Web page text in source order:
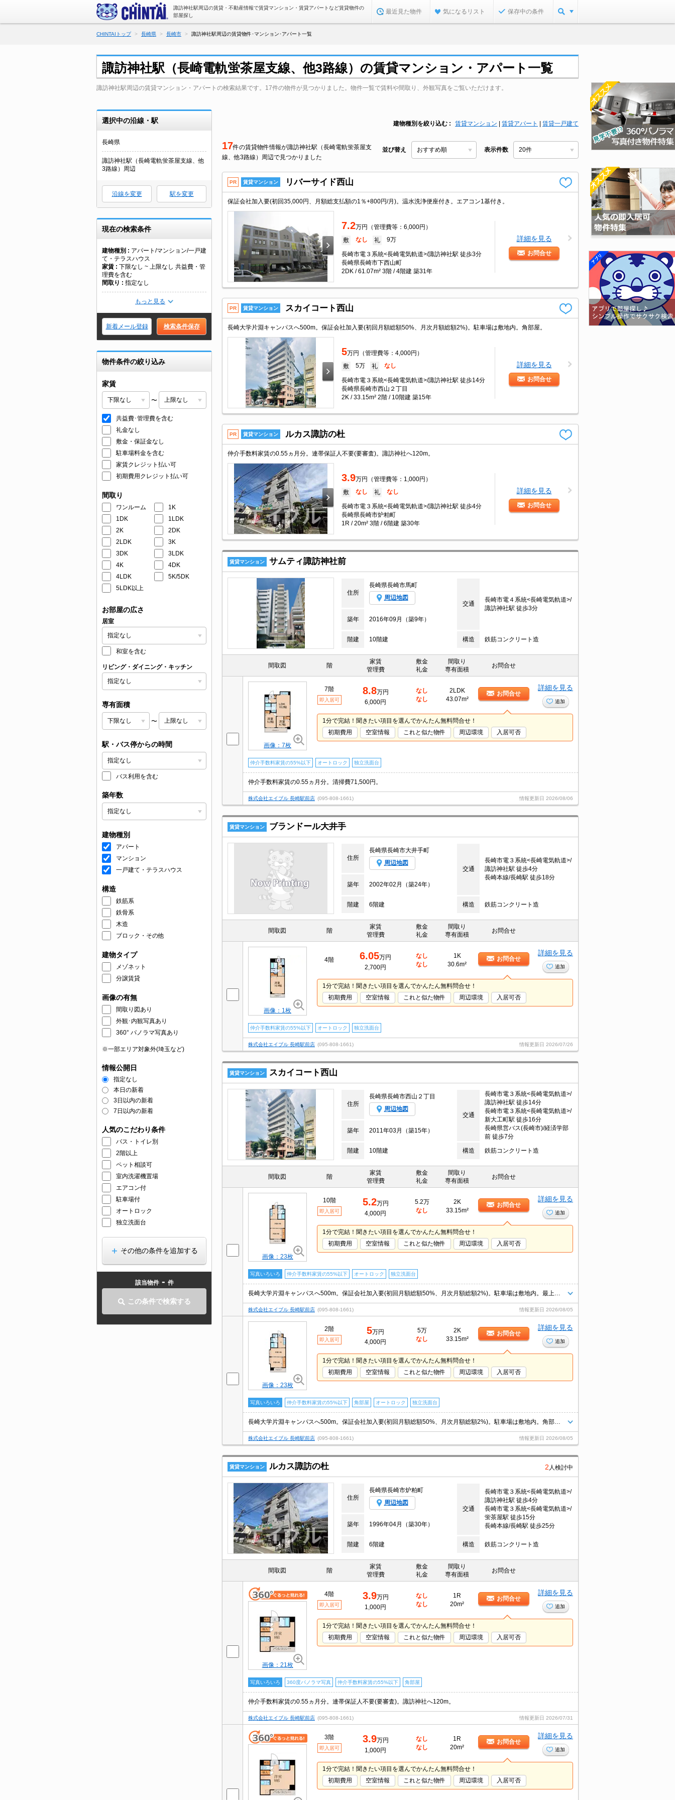
諏訪神社駅周辺の賃貸・不動産情報で賃貸マンション・賃貸アパートなど賃貸物件の
部屋探し
最近見た物件 気になるリスト 保存中の条件
CHINTAIトップ 長崎県 長崎市 諏訪神社駅周辺の賃貸物件･マンション･アパート一覧
諏訪神社駅（長崎電軌蛍茶屋支線、他3路線）の賃貸マンション・アパート一覧
諏訪神社駅周辺の賃貸マンション・アパートの検索結果です。17件の物件が見つかりました。物件一覧で賃料や間取り、外観写真をご覧いただけます。
選択中の沿線・駅
長崎県
諏訪神社駅（長崎電軌蛍茶屋支線、他
3路線）周辺
沿線を変更 駅を変更
現在の検索条件
建物種別
アパート/マンション/一戸建
て・テラスハウス
家賃
下限なし ~ 上限なし 共益費・管
理費を含む
間取り
指定なし
もっと見る
新着メール登録 検索条件保存
物件条件の絞り込み
家賃
〜
共益費･管理費を含む
礼金なし
敷金・保証金なし
駐車場料金を含む
家賃クレジット払い可
初期費用クレジット払い可
間取り
ワンルーム
1K
1DK
1LDK
2K
2DK
2LDK
3K
3DK
3LDK
4K
4DK
4LDK
5K/5DK
5LDK以上
お部屋の広さ
居室
和室を含む
リビング・ダイニング・キッチン
専有面積
〜
駅・バス停からの時間
バス利用を含む
築年数
建物種別
アパート
マンション
一戸建て・テラスハウス
構造
鉄筋系
鉄骨系
木造
ブロック・その他
建物タイプ
メゾネット
分譲賃貸
画像の有無
間取り図あり
外観･内観写真あり
360° パノラマ写真あり
※一部エリア対象外(埼玉など)
情報公開日
指定なし
本日の新着
3日以内の新着
7日以内の新着
人気のこだわり条件
バス・トイレ別
2階以上
ペット相談可
室内洗濯機置場
エアコン付
駐車場付
オートロック
独立洗面台
その他の条件を追加する
該当物件 - 件
この条件で検索する
建物種別を絞り込む 賃貸マンション 賃貸アパート 賃貸一戸建て
17件の賃貸物件情報が諏訪神社駅（長崎電軌蛍茶屋支
線、他3路線）周辺で見つかりました
並び替え 表示件数
PR 賃貸マンション リバーサイド西山
保証会社加入要(初回35,000円、月額総支払額の1％+800円/月)。温水洗浄便座付き。エアコン1基付き。
7.2万円（管理費等：6,000円）
敷 なし 礼 9万
長崎市電３系統<長崎電気軌道>/諏訪神社駅 徒歩3分
長崎県長崎市下西山町
2DK / 61.07m² 3階 / 4階建 築31年
詳細を見る
お問合せ
PR 賃貸マンション スカイコート西山
長崎大学片淵キャンパスへ500m。保証会社加入要(初回月額総額50%、月次月額総額2%)。駐車場は敷地内。角部屋。
5万円（管理費等：4,000円）
敷 5万 礼 なし
長崎市電３系統<長崎電気軌道>/諏訪神社駅 徒歩14分
長崎県長崎市西山２丁目
2K / 33.15m² 2階 / 10階建 築15年
詳細を見る
お問合せ
PR 賃貸マンション ルカス諏訪の杜
仲介手数料家賃の0.55ヵ月分。連帯保証人不要(要審査)。諏訪神社へ120m。
3.9万円（管理費等：1,000円）
敷 なし 礼 なし
長崎市電３系統<長崎電気軌道>/諏訪神社駅 徒歩4分
長崎県長崎市炉粕町
1R / 20m² 3階 / 6階建 築30年
詳細を見る
お問合せ
賃貸マンション サムティ諏訪神社前
住所
長崎県長崎市馬町
周辺地図
交通
長崎市電４系統<長崎電気軌道>/
諏訪神社駅 徒歩3分
築年
2016年09月（築9年）
階建 10階建 構造 鉄筋コンクリート造
間取図 階
家賃
管理費
敷金
礼金
間取り
専有面積
お問合せ
画像：7枚
7階
即入居可
8.8万円
6,000円
なし
なし
2LDK
43.07m²
お問合せ
詳細を見る
追加
1分で完結！聞きたい項目を選んでかんたん無料問合せ！
初期費用
空室情報 これと似た物件 周辺環境 入居可否
仲介手数料家賃の55%以下 オートロック 独立洗面台
仲介手数料家賃の0.55ヵ月分。清掃費71,500円。
株式会社エイブル 長崎駅前店 (095-808-1661) 情報更新日 2026/08/06
賃貸マンション ブランドール大井手
住所
長崎県長崎市大井手町
周辺地図
交通
長崎市電３系統<長崎電気軌道>/
諏訪神社駅 徒歩4分
長崎本線/長崎駅 徒歩18分
築年
2002年02月（築24年）
階建 6階建 構造 鉄筋コンクリート造
間取図 階
家賃
管理費
敷金
礼金
間取り
専有面積
お問合せ
画像：1枚
4階 6.05万円
2,700円
なし
なし
1K
30.6m²
お問合せ
詳細を見る
追加
1分で完結！聞きたい項目を選んでかんたん無料問合せ！
初期費用
空室情報 これと似た物件 周辺環境 入居可否
仲介手数料家賃の55%以下 オートロック 独立洗面台
株式会社エイブル 長崎駅前店 (095-808-1661) 情報更新日 2026/07/26
賃貸マンション スカイコート西山
住所
長崎県長崎市西山２丁目
周辺地図
交通
長崎市電３系統<長崎電気軌道>/
諏訪神社駅 徒歩14分
長崎市電３系統<長崎電気軌道>/
新大工町駅 徒歩16分
長崎県営バス(長崎市)/経済学部
前 徒歩7分
築年 2011年03月（築15年）
階建 10階建 構造 鉄筋コンクリート造
間取図 階
家賃
管理費
敷金
礼金
間取り
専有面積
お問合せ
画像：23枚
10階
即入居可
5.2万円
4,000円
5.2万
なし
2K
33.15m²
お問合せ
詳細を見る
追加
1分で完結！聞きたい項目を選んでかんたん無料問合せ！
初期費用
空室情報 これと似た物件 周辺環境 入居可否
写真いろいろ 仲介手数料家賃の55%以下 オートロック 独立洗面台
株式会社エイブル 長崎駅前店 (095-808-1661) 情報更新日 2026/08/05
画像：23枚
2階
即入居可
5万円
4,000円
5万
なし
2K
33.15m²
お問合せ
詳細を見る
追加
1分で完結！聞きたい項目を選んでかんたん無料問合せ！
初期費用
空室情報 これと似た物件 周辺環境 入居可否
写真いろいろ 仲介手数料家賃の55%以下 角部屋 オートロック 独立洗面台
株式会社エイブル 長崎駅前店 (095-808-1661) 情報更新日 2026/08/05
賃貸マンション ルカス諏訪の杜 2 人検討中
住所
長崎県長崎市炉粕町
周辺地図
交通
長崎市電３系統<長崎電気軌道>/
諏訪神社駅 徒歩4分
長崎市電３系統<長崎電気軌道>/
蛍茶屋駅 徒歩15分
長崎本線/長崎駅 徒歩25分
築年 1996年04月（築30年）
階建 6階建 構造 鉄筋コンクリート造
間取図 階
家賃
管理費
敷金
礼金
間取り
専有面積
お問合せ
画像：21枚
4階
即入居可
3.9万円
1,000円
なし
なし
1R
20m²
お問合せ
詳細を見る
追加
1分で完結！聞きたい項目を選んでかんたん無料問合せ！
初期費用
空室情報 これと似た物件 周辺環境 入居可否
写真いろいろ 360度パノラマ写真 仲介手数料家賃の55%以下 角部屋
仲介手数料家賃の0.55ヵ月分。連帯保証人不要(要審査)。諏訪神社へ120m。
株式会社エイブル 長崎駅前店 (095-808-1661) 情報更新日 2026/07/31
3階
即入居可
3.9万円
1,000円
なし
なし
1R
20m²
お問合せ
詳細を見る
追加
1分で完結！聞きたい項目を選んでかんたん無料問合せ！
初期費用
空室情報 これと似た物件 周辺環境 入居可否